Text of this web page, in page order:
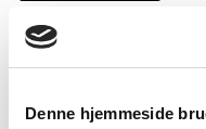
Denne hjemmeside